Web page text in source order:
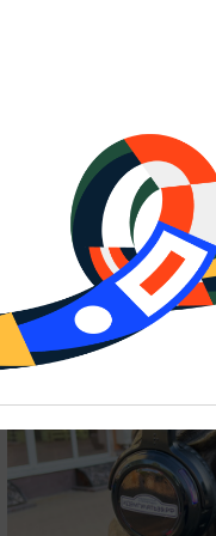
Янтарная
25.12.2025 -
Светлогорск,
ОТ 1200₽